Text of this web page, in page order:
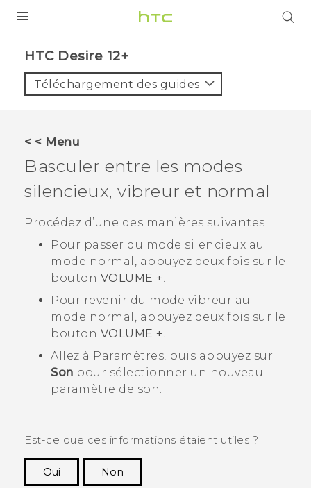
VIVE
VIVERSE
ASSISTANCE
Appareils HTC & Accessoires
Connexion
HTC Desire 12+‎
Téléchargement des guides
< < Menu
Basculer entre les modes
silencieux, vibreur et normal
Procédez d’une des manières suivantes :
Pour passer du mode silencieux au
mode normal, appuyez deux fois sur le
bouton VOLUME +.
Pour revenir du mode vibreur au
mode normal, appuyez deux fois sur le
bouton VOLUME +.
Allez à Paramètres, puis appuyez sur
Son pour sélectionner un nouveau
paramètre de son.
Est-ce que ces informations étaient utiles ?
Oui
Non